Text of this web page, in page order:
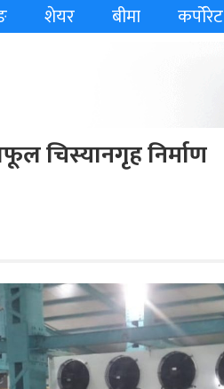
शेयर बीमा कर्पोरेट
चिस्यानगृह निर्माण